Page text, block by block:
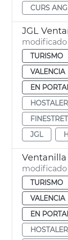
CURS
JGL
modificado
TURISMO
VALENCIA
EN
JGL
modificado
TURISMO
VALENCIA
EN